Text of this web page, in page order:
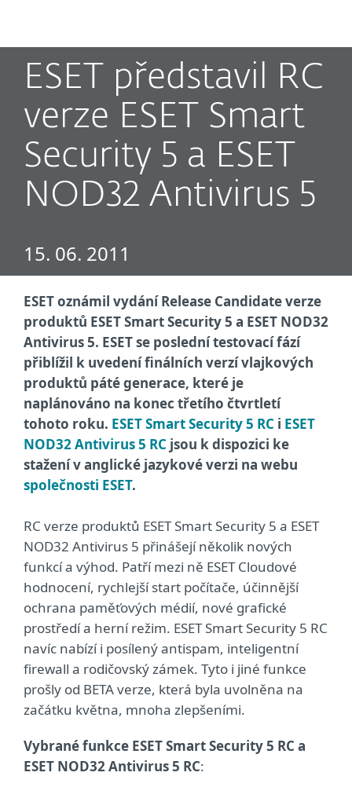
ESET představil RC
verze ESET Smart
Security 5 a ESET
NOD32 Antivirus 5
15. 06. 2011
ESET oznámil vydání Release Candidate verze
produktů ESET Smart Security 5 a ESET NOD32
Antivirus 5. ESET se poslední testovací fází
přiblížil k uvedení finálních verzí vlajkových
produktů páté generace, které je
naplánováno na konec třetího čtvrtletí
tohoto roku. ESET Smart Security 5 RC i ESET
NOD32 Antivirus 5 RC jsou k dispozici ke
stažení v anglické jazykové verzi na webu
společnosti ESET.
RC verze produktů ESET Smart Security 5 a ESET
NOD32 Antivirus 5 přinášejí několik nových
funkcí a výhod. Patří mezi ně ESET Cloudové
hodnocení, rychlejší start počítače, účinnější
ochrana paměťových médií, nové grafické
prostředí a herní režim. ESET Smart Security 5 RC
navíc nabízí i posílený antispam, inteligentní
firewall a rodičovský zámek. Tyto i jiné funkce
prošly od BETA verze, která byla uvolněna na
začátku května, mnoha zlepšeními.
Vybrané funkce ESET Smart Security 5 RC a
ESET NOD32 Antivirus 5 RC: